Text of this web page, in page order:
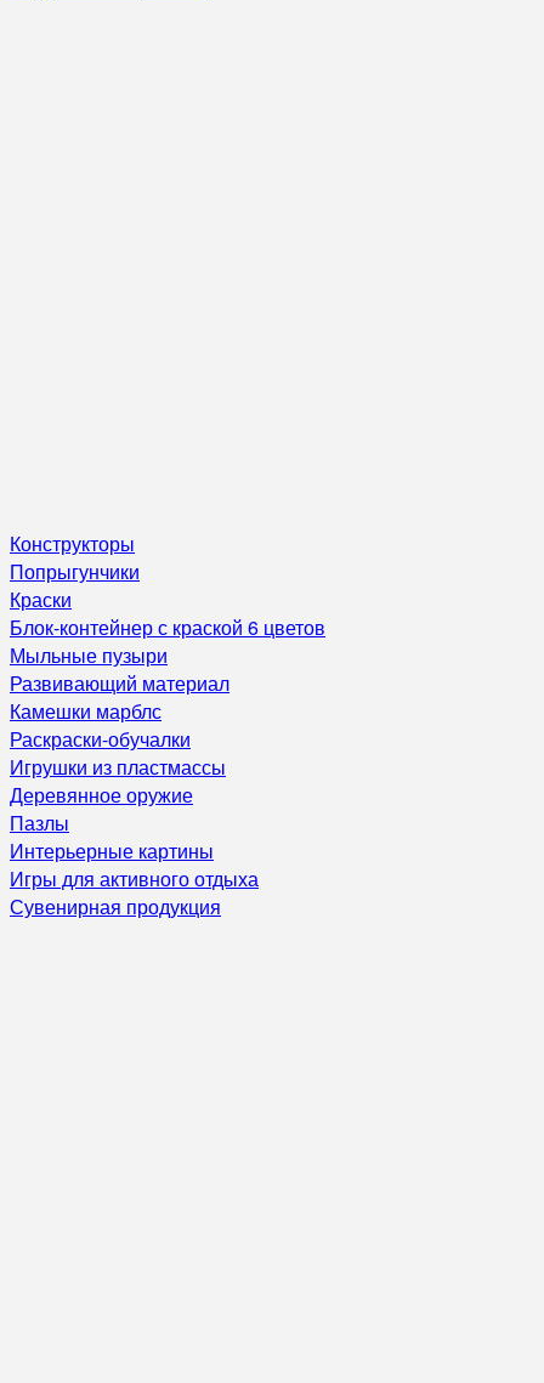
Конструкторы
Попрыгунчики
Краски
Блок-контейнер с краской 6 цветов
Мыльные пузыри
Развивающий материал
Камешки марблс
Раскраски-обучалки
Игрушки из пластмассы
Деревянное оружие
Пазлы
Интерьерные картины
Игры для активного отдыха
Сувенирная продукция